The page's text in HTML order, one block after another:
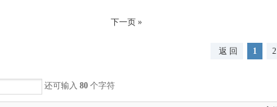
下一页 »
1 2
返 回
还可输入 80 个字符